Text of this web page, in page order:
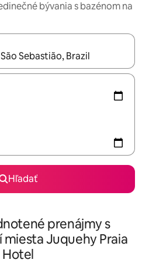
bývania s bazénom na
môžete si ich prechádzať
Hľadať
prenájmy s
Juquehy Praia
Hotel